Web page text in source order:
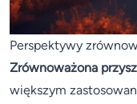
Perspektywy
Zrównoważona
większym